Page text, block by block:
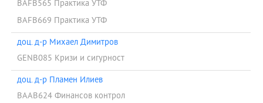
BAFB565 Практика УТФ
BAFB669 Практика УТФ
доц. д-р Михаел Димитров
GENB085 Кризи и сигурност
доц. д-р Пламен Илиев
BAAB624 Финансов контрол